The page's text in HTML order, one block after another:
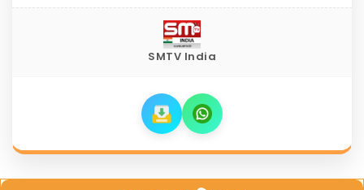
SMTV India